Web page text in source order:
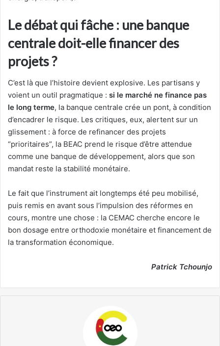
Le débat qui fâche : une banque
centrale doit-elle financer des
projets ?
C’est là que l’histoire devient explosive. Les partisans y
voient un outil pragmatique : si le marché ne finance pas
le long terme, la banque centrale crée un pont, à condition
d’encadrer le risque. Les critiques, eux, alertent sur un
glissement : à force de refinancer des projets
“prioritaires”, la BEAC prend le risque d’être attendue
comme une banque de développement, alors que son
mandat reste la stabilité monétaire.
Le fait que l’instrument ait longtemps été peu mobilisé,
puis remis en avant sous l’impulsion des réformes en
cours, montre une chose : la CEMAC cherche encore le
bon dosage entre orthodoxie monétaire et financement de
la transformation économique.
Patrick Tchounjo